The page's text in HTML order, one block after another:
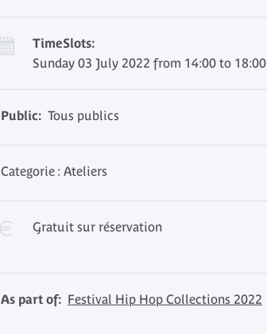
TimeSlots:
Sunday 03 July 2022 from 14:00 to 18:00
Public: Tous publics
Categorie : Ateliers
Gratuit sur réservation
As part of: Festival Hip Hop Collections 2022